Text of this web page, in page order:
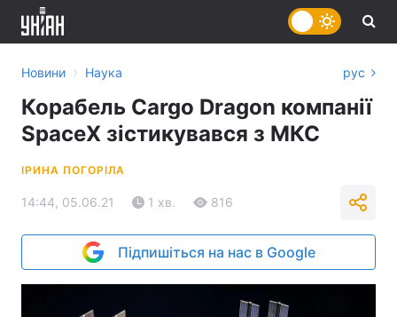
Новини › Наука рус
Корабель Cargo Dragon компанії
SpaceX зістикувався з МКС
ІРИНА ПОГОРІЛА
14:44, 05.06.21 1 хв. 816
Підпишіться на нас в Google